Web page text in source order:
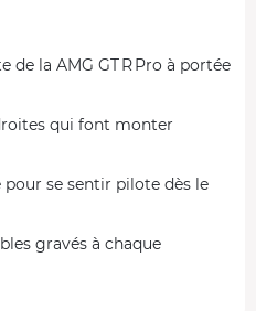
de la AMG GT R Pro à portée
qui font monter
pour se sentir pilote dès le
gravés à chaque